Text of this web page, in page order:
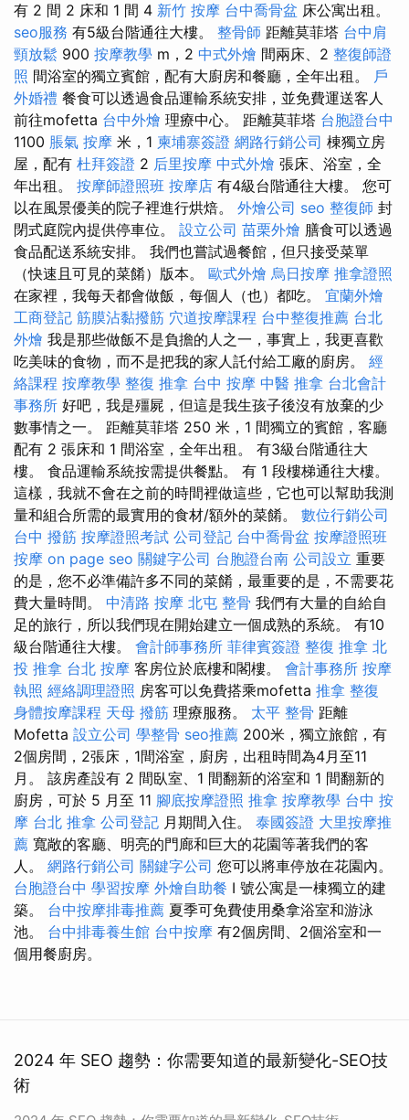
有 2 間 2 床和 1 間 4 新竹 按摩 台中喬骨盆 床公寓出租。
seo服務 有5級台階通往大樓。 整骨師 距離莫菲塔 台中肩
頸放鬆 900 按摩教學 m，2 中式外燴 間兩床、2 整復師證
照 間浴室的獨立賓館，配有大廚房和餐廳，全年出租。 戶
外婚禮 餐食可以透過食品運輸系統安排，並免費運送客人
前往mofetta 台中外燴 理療中心。 距離莫菲塔 台胞證台中
1100 脹氣 按摩 米，1 柬埔寨簽證 網路行銷公司 棟獨立房
屋，配有 杜拜簽證 2 后里按摩 中式外燴 張床、浴室，全
年出租。 按摩師證照班 按摩店 有4級台階通往大樓。 您可
以在風景優美的院子裡進行烘焙。 外燴公司 seo 整復師 封
閉式庭院內提供停車位。 設立公司 苗栗外燴 膳食可以透過
食品配送系統安排。 我們也嘗試過餐館，但只接受菜單
（快速且可見的菜餚）版本。 歐式外燴 烏日按摩 推拿證照
在家裡，我每天都會做飯，每個人（也）都吃。 宜蘭外燴
工商登記 筋膜沾黏撥筋 穴道按摩課程 台中整復推薦 台北
外燴 我是那些做飯不是負擔的人之一，事實上，我更喜歡
吃美味的食物，而不是把我的家人託付給工廠的廚房。 經
絡課程 按摩教學 整復 推拿 台中 按摩 中醫 推拿 台北會計
事務所 好吧，我是殭屍，但這是我生孩子後沒有放棄的少
數事情之一。 距離莫菲塔 250 米，1 間獨立的賓館，客廳
配有 2 張床和 1 間浴室，全年出租。 有3級台階通往大
樓。 食品運輸系統按需提供餐點。 有 1 段樓梯通往大樓。
這樣，我就不會在之前的時間裡做這些，它也可以幫助我測
量和組合所需的最實用的食材/額外的菜餚。 數位行銷公司
台中 撥筋 按摩證照考試 公司登記 台中喬骨盆 按摩證照班
按摩 on page seo 關鍵字公司 台胞證台南 公司設立 重要
的是，您不必準備許多不同的菜餚，最重要的是，不需要花
費大量時間。 中清路 按摩 北屯 整骨 我們有大量的自給自
足的旅行，所以我們現在開始建立一個成熟的系統。 有10
級台階通往大樓。 會計師事務所 菲律賓簽證 整復 推拿 北
投 推拿 台北 按摩 客房位於底樓和閣樓。 會計事務所 按摩
執照 經絡調理證照 房客可以免費搭乘mofetta 推拿 整復
身體按摩課程 天母 撥筋 理療服務。 太平 整骨 距離
Mofetta 設立公司 學整骨 seo推薦 200米，獨立旅館，有
2個房間，2張床，1間浴室，廚房，出租時間為4月至11
月。 該房產設有 2 間臥室、1 間翻新的浴室和 1 間翻新的
廚房，可於 5 月至 11 腳底按摩證照 推拿 按摩教學 台中 按
摩 台北 推拿 公司登記 月期間入住。 泰國簽證 大里按摩推
薦 寬敞的客廳、明亮的門廊和巨大的花園等著我們的客
人。 網路行銷公司 關鍵字公司 您可以將車停放在花園內。
台胞證台中 學習按摩 外燴自助餐 I 號公寓是一棟獨立的建
築。 台中按摩排毒推薦 夏季可免費使用桑拿浴室和游泳
池。 台中排毒養生館 台中按摩 有2個房間、2個浴室和一
個用餐廚房。
2024 年 SEO 趨勢：你需要知道的最新變化-SEO技
術